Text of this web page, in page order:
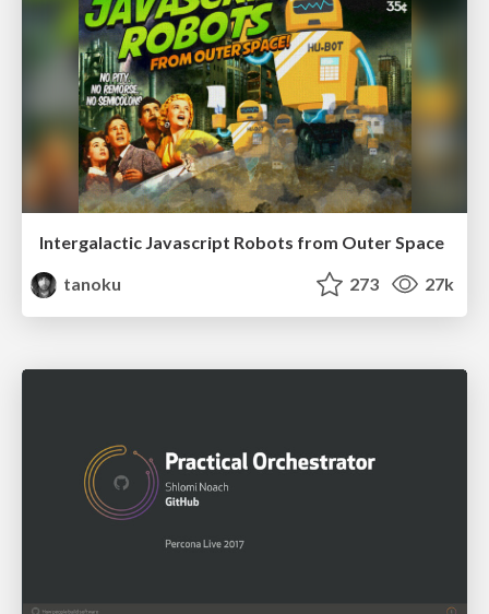
Intergalactic Javascript Robots from Outer Space
tanoku
273 27k